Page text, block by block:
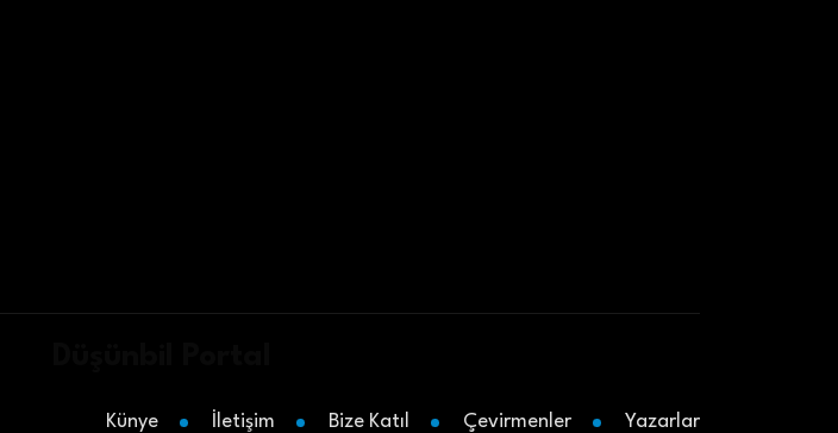
Künye İletişim Bize Katıl Çevirmenler Yazarlar